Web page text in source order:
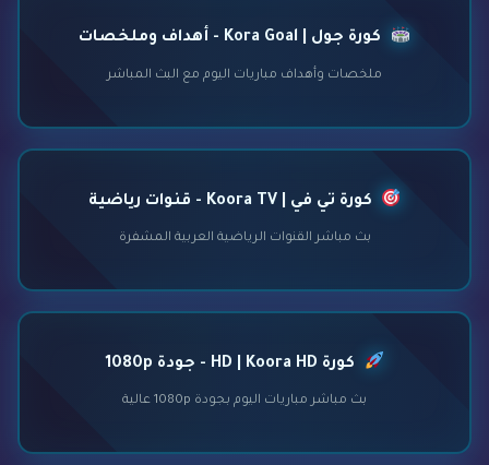
كورة جول | Kora Goal - أهداف وملخصات
ملخصات وأهداف مباريات اليوم مع البث المباشر
كورة تي في | Koora TV - قنوات رياضية
بث مباشر القنوات الرياضية العربية المشفرة
كورة HD | Koora HD - جودة 1080p
بث مباشر مباريات اليوم بجودة 1080p عالية